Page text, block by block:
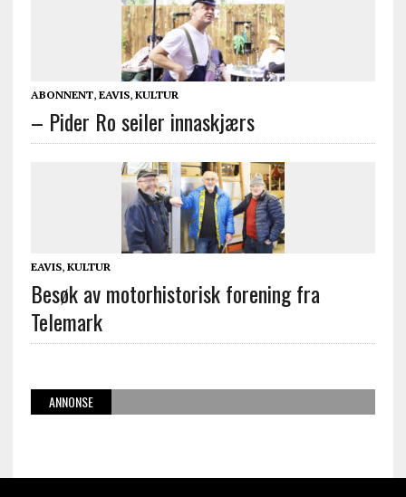
ABONNENT, EAVIS, KULTUR
– Pider Ro seiler innaskjærs
EAVIS, KULTUR
Besøk av motorhistorisk forening fra
Telemark
ANNONSE